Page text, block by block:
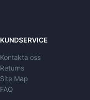
KUNDSERVICE
Kontakta oss
Returns
Site Map
FAQ